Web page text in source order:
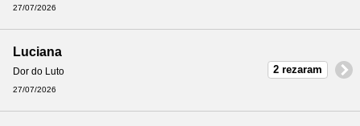
27/07/2026
Luciana
Dor do Luto
27/07/2026
2 rezaram